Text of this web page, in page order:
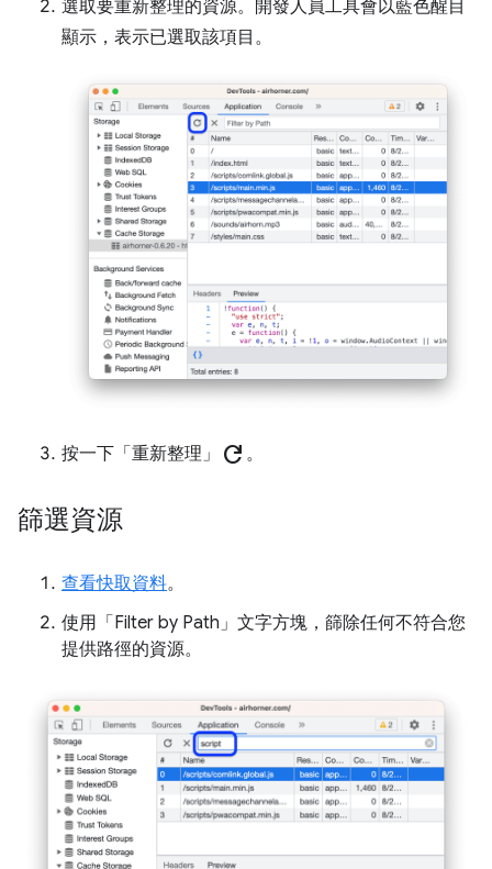
選取要重新整理的資源。開發人員工具會以藍色醒目
顯示，表示已選取該項目。
按一下「重新整理」 refresh 。
篩選資源
查看快取資料。
使用「Filter by Path」 文字方塊，篩除任何不符合您
提供路徑的資源。